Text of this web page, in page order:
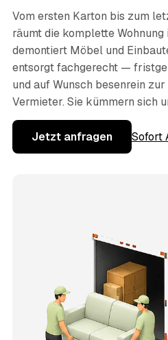
Vom ersten Karton bis zum
räumt die komplette Wohnung
demontiert Möbel und
entsorgt fachgerecht —
und auf Wunsch besenrein
Vermieter. Sie kümmern sich
Jetzt anfragen Sofort